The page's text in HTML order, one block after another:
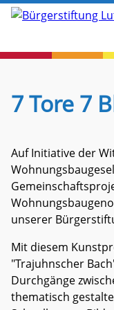
7 Tore 7
Auf Initiative der
unserer
Mit diesem
"Trajuhnscher
Durchgänge
thematisch